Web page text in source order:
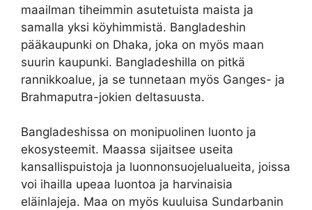
maailman tiheimmin asutetuista maista ja
samalla yksi köyhimmistä. Bangladeshin
pääkaupunki on Dhaka, joka on myös maan
suurin kaupunki. Bangladeshilla on pitkä
rannikkoalue, ja se tunnetaan myös Ganges- ja
Brahmaputra-jokien deltasuusta.
Bangladeshissa on monipuolinen luonto ja
ekosysteemit. Maassa sijaitsee useita
kansallispuistoja ja luonnonsuojelualueita, joissa
voi ihailla upeaa luontoa ja harvinaisia
eläinlajeja. Maa on myös kuuluisa Sundarbanin